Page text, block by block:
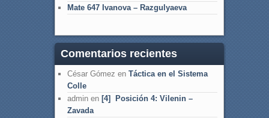
Mate 647 Ivanova – Razgulyaeva
Comentarios recientes
César Gómez en Táctica en el Sistema
Colle
adminen [4] Posición 4: Vilenin –
Zavada